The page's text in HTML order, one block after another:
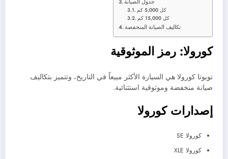
جدول الصيانة
كل 5,000 كم
كل 15,000 كم
تكاليف الصيانة المنخفضة
كورولا: رمز الموثوقية
تويوتا كورولا هي السيارة الأكثر مبيعاً في التاريخ، وتتميز بتكاليف
صيانة منخفضة وموثوقية استثنائية.
إصدارات كورولا
كورولا SE
كورولا XLE